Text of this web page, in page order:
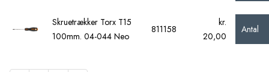
Skruetrækker Torx T15
100mm. 04-044 Neo
811158
kr.
20,00
Antal